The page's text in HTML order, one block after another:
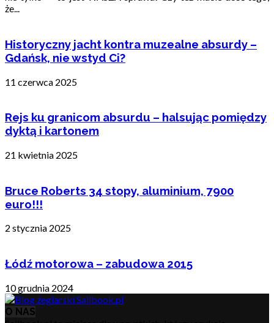
że...
Historyczny jacht kontra muzealne absurdy –
Gdańsk, nie wstyd Ci?
11 czerwca 2025
Rejs ku granicom absurdu – halsując pomiędzy
dyktą i kartonem
21 kwietnia 2025
Bruce Roberts 34 stopy, aluminium, 7900
euro!!!
2 stycznia 2025
Łódź motorowa – zabudowa 2015
10 grudnia 2024
O NAS